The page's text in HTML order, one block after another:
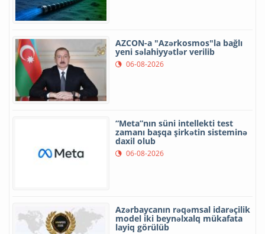
AZCON-a "Azərkosmos"la bağlı
yeni səlahiyyətlər verilib
06-08-2026
“Meta”nın süni intellekti test
zamanı başqa şirkətin sisteminə
daxil olub
06-08-2026
Azərbaycanın rəqəmsal idarəçilik
model iki beynəlxalq mükafata
layiq görülüb